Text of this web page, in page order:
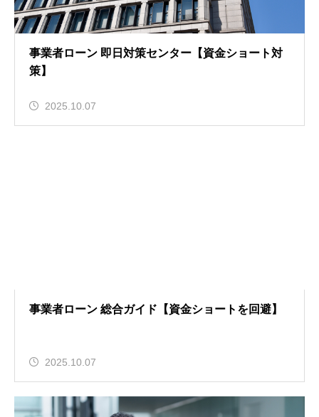
事業者ローン 即日対策センター【資金ショート対
策】
2025.10.07
事業者ローン 総合ガイド【資金ショートを回避】
2025.10.07